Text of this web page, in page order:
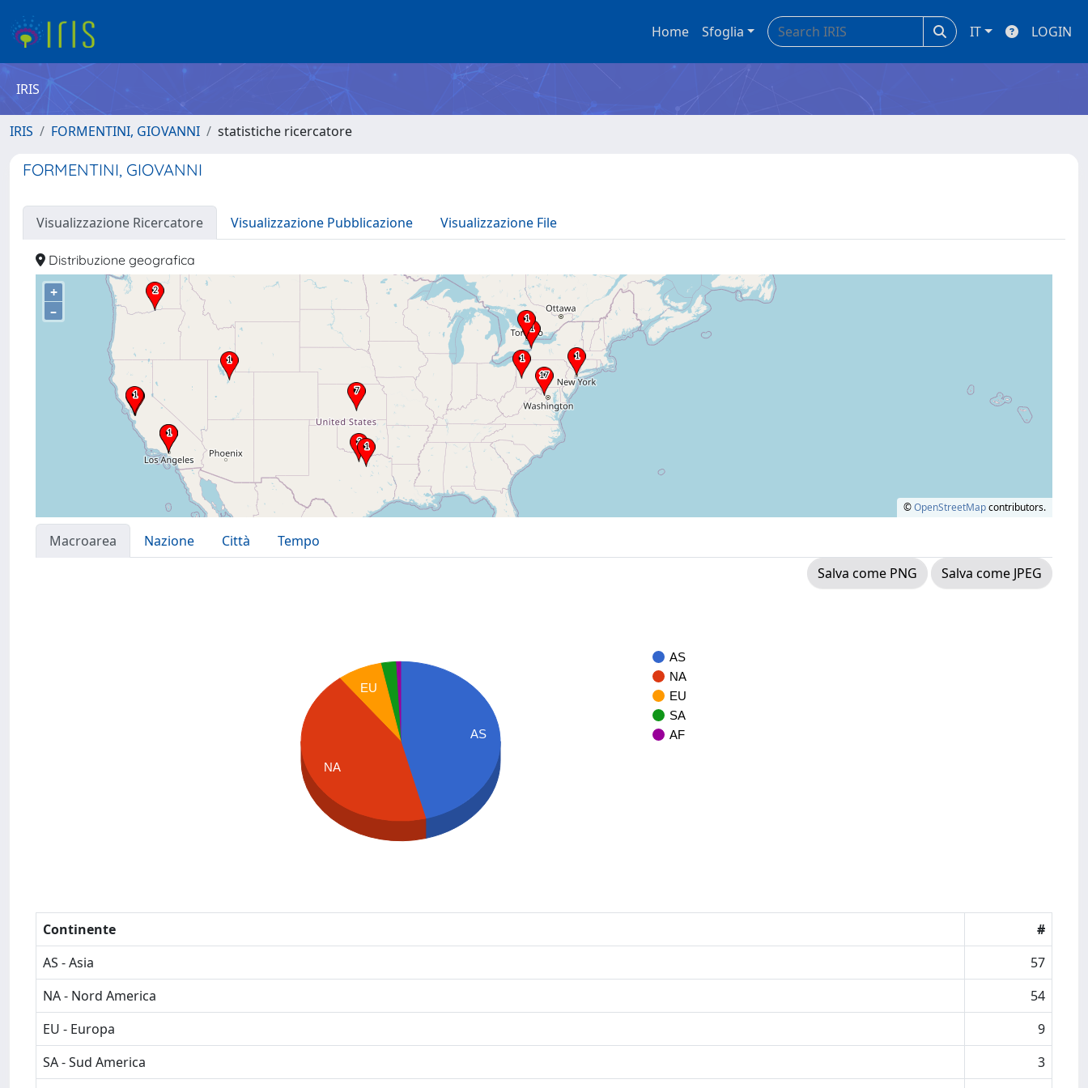
Home Sfoglia IT LOGIN
IRIS
IRIS FORMENTINI, GIOVANNI statistiche ricercatore
FORMENTINI, GIOVANNI
Visualizzazione Ricercatore Visualizzazione Pubblicazione Visualizzazione File
Distribuzione geografica
+
–
©OpenStreetMapcontributors.
Macroarea Nazione Città
Tempo
Salva come PNG
Salva come JPEG
AS
NA
EU
SA
AF
AS
EU
NA
Continente
#
AS - Asia
57
NA - Nord America
54
EU - Europa
9
SA - Sud America
3